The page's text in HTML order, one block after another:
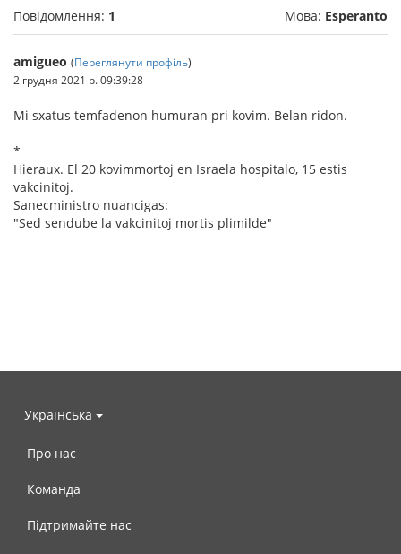
Повідомлення: 1 Мова: Esperanto
amigueo (Переглянути профіль)
2 грудня 2021 р. 09:39:28
Mi sxatus temfadenon humuran pri kovim. Belan ridon.
*
Hieraux. El 20 kovimmortoj en Israela hospitalo, 15 estis
vakcinitoj.
Sanecministro nuancigas:
"Sed sendube la vakcinitoj mortis plimilde"
Українська
Про нас
Команда
Підтримайте нас